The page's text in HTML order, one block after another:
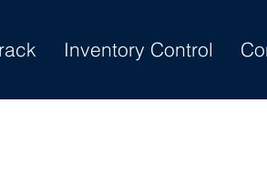
Inventory Control